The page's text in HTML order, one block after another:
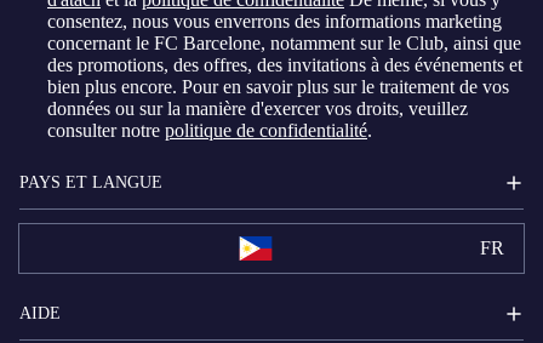
consentez, nous vous enverrons des informations marketing
concernant le FC Barcelone, notamment sur le Club, ainsi que
des promotions, des offres, des invitations à des événements et
bien plus encore. Pour en savoir plus sur le traitement de vos
données ou sur la manière d'exercer vos droits, veuillez
consulter notre politique de confidentialité.
PAYS ET LANGUE
FR
AIDE